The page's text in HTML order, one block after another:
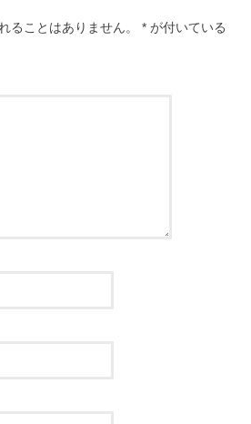
ることはありません。 * が付いている